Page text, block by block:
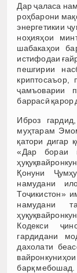
Дар ҷаласа
роҳбарони
энергетикии
ноҳияҳои
шабакаҳои
истифодаи
пешгирии
криптосаъор,
ҷамъоварии
баррасӣ қарор
Иброз
муҳтарам
қатори дигар
«Дар бораи
Қонуни
намудани
Тоҷикистон»
намудани
Кодекси
гардидани
дахолати
барқ мебошад.